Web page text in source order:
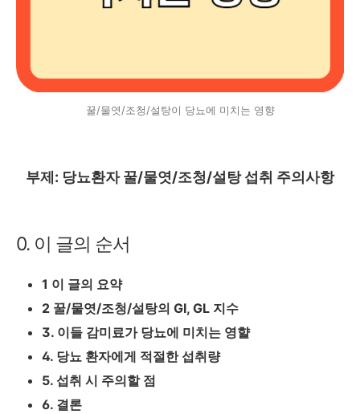
꿀/물엿/조청/설탕이 당뇨에 미치는 영향
부제: 당뇨환자 꿀/물엿/조청/설탕 섭취 주의사항
0. 이 글의 순서
1 이 글의 요약
2 꿀/물엿/조청/설탕의 GI, GL 지수
3. 이들 감미료가 당뇨에 미치는 영햘
4. 당뇨 환자에게 적절한 섭취량
5. 섭취 시 주의할 점
6. 결론